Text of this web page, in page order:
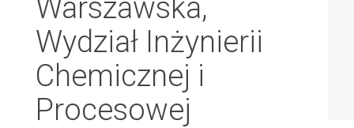
Warszawska,
Wydział Inżynierii
Chemicznej i
Procesowej